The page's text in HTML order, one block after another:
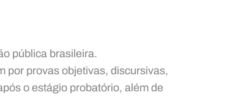
pública brasileira.
por provas objetivas, discursivas,
o estágio probatório, além de